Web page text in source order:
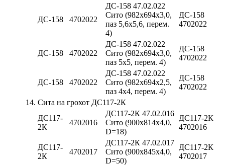
ДС-158 4702022
ДС-158 47.02.022
Сито (982х694х3,0,
паз 5,6х5,6, перем.
4)
ДС-158
4702022
ДС-158 4702022
ДС-158 47.02.022
Сито (982х694х3,0,
паз 5х5, перем. 4)
ДС-158
4702022
ДС-158 4702022
ДС-158 47.02.022
Сито (982х694х2,5,
паз 4х4, перем. 4)
ДС-158
4702022
14. Сита на грохот ДС117-2К
ДС117-
2К
4702016
ДС117-2К 47.02.016
Сито (900х814х4,0,
D=18)
ДС117-2К
4702016
ДС117-
2К
4702017
ДС117-2К 47.02.017
Сито (900х845х4,0,
D=50)
ДС117-2К
4702017